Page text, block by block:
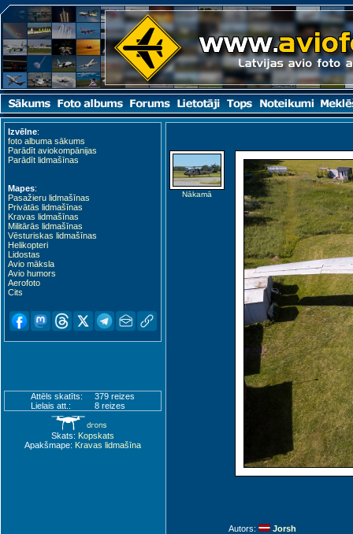
Izvēlne:
foto albuma sākums
Parādīt aviokompānijas
Parādīt lidmašīnas
Mapes:
Pasažieru lidmašīnas
Privātās lidmašīnas
Kravas lidmašīnas
Militārās lidmašīnas
Vēsturiskas lidmašīnas
Helikopteri
Lidostas
Avio māksla
Avio humors
Aerofoto
Cits
Attēls skatīts:
379 reizes
Lielais att.:
8 reizes
Skats: Kopskats
Apakšmape: Kravas lidmašīna
Nākamā
Autors: Jorsh